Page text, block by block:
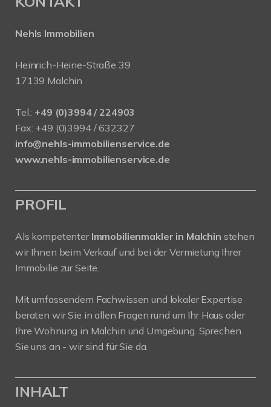
Nehls Immobilien
Heinrich-Heine-Straße 39
17139 Malchin
Tel.: +49 (0)3994 / 224903
Fax: +49 (0)3994 / 632327
info@nehls-immobilienservice.de
www.nehls-immobilienservice.de
PROFIL
Als kompetenter Immobilienmakler in Malchin stehen
wir Ihnen beim Verkauf und bei der Vermietung Ihrer
Immobilie zur Seite.
Mit umfassendem Fachwissen und lokaler Expertise
beraten wir Sie in allen Fragen rund um Ihr Haus oder
Ihre Wohnung in Malchin und Umgebung. Sprechen
Sie uns an - wir sind für Sie da.
INHALT